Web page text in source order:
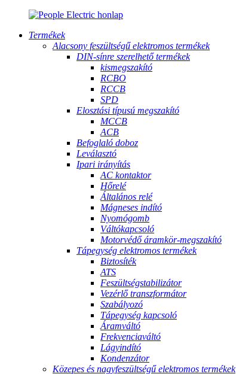
Termékek
Alacsony feszültségű elektromos termékek
DIN-sínre szerelhető termékek
kismegszakító
RCBO
RCCB
SPD
Elosztási típusú megszakító
MCCB
ACB
Befoglaló doboz
Leválasztó
Ipari irányítás
AC kontaktor
Hőrelé
Általános relé
Mágneses indító
Nyomógomb
Váltókapcsoló
Motorvédő áramkör-megszakító
Tápegység elektromos termékek
Biztosíték
ATS
Feszültségstabilizátor
Vezérlő transzformátor
Szabályozó
Tápegység kapcsoló
Áramváltó
Frekvenciaváltó
Lágyindító
Kondenzátor
Közepes és nagyfeszültségű elektromos termékek